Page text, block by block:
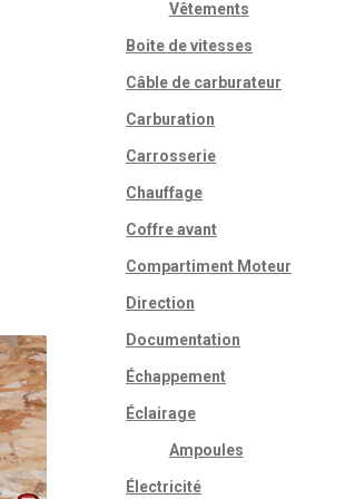
Vêtements
Boite de vitesses
Câble de carburateur
Carburation
Carrosserie
Chauffage
Coffre avant
Compartiment Moteur
Direction
Documentation
Échappement
Éclairage
Ampoules
Électricité